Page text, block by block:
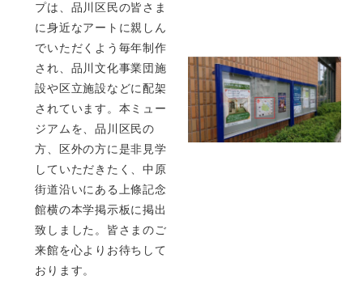
プは、品川区民の皆さま
に身近なアートに親しん
でいただくよう毎年制作
され、品川文化事業団施
設や区立施設などに配架
されています。本ミュー
ジアムを、品川区民の
方、区外の方に是非見学
していただきたく、中原
街道沿いにある上條記念
館横の本学掲示板に掲出
致しました。皆さまのご
来館を心よりお待ちして
おります。